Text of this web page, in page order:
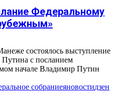
Федеральному
состоялось выступление
с посланием
начале Владимир Путин
собраниеяновостидзен